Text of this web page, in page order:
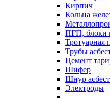
Кирпич
Кольца
ПГП, блоки
Тротуарная
Трубы
Цемент
Шифер
Шнур
Электроды